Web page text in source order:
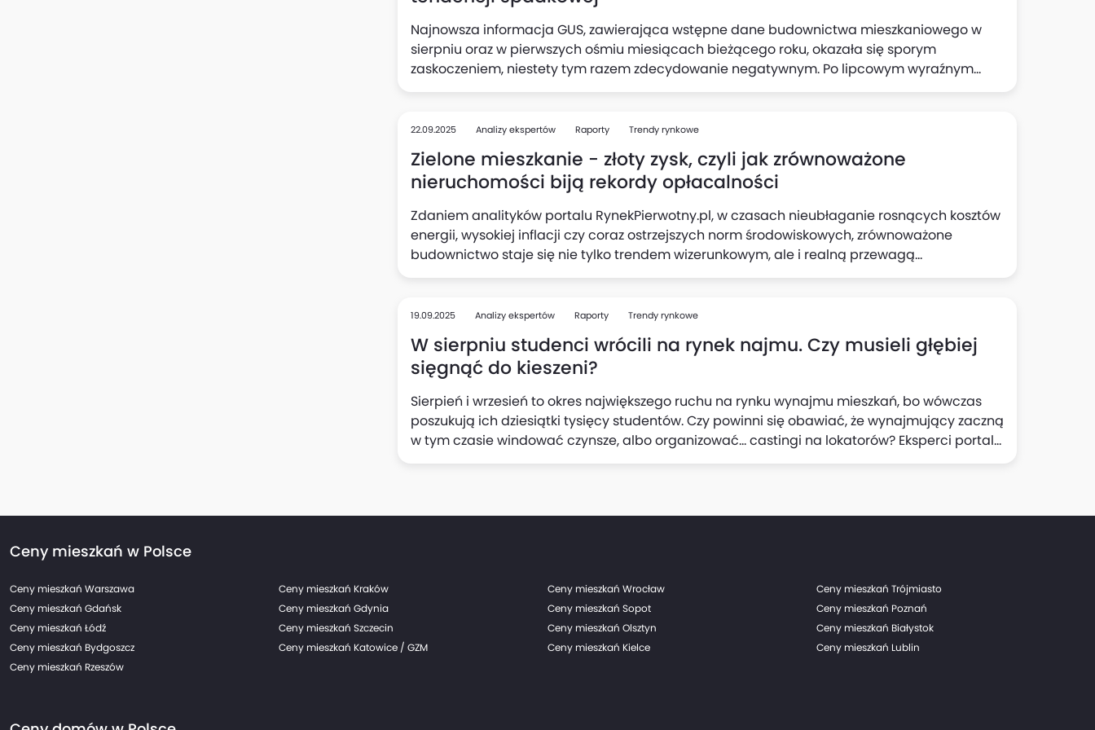
Najnowsza informacja GUS, zawierająca wstępne dane budownictwa mieszkaniowego w
sierpniu oraz w pierwszych ośmiu miesiącach bieżącego roku, okazała się sporym
zaskoczeniem, niestety tym razem zdecydowanie negatywnym. Po lipcowym wyraźnym
ożywieniu aktywności inwestycyjnej pierwotnego segmentu mieszkaniówki, w sierpniu
eksperci portalu RynekPierwotny.pl, tym samym rynek nieoczekiwanie wykonał ruch
powrotny w kierunku obowiązującej od półtora roku średnioterminowej tendencji
spadkowej, potwierdzając jej dominację.
22.09.2025 Analizy ekspertów Raporty Trendy rynkowe
Zielone mieszkanie - złoty zysk, czyli jak zrównoważone
nieruchomości biją rekordy opłacalności
Zdaniem analityków portalu RynekPierwotny.pl, w czasach nieubłaganie rosnących kosztów
energii, wysokiej inflacji czy coraz ostrzejszych norm środowiskowych, zrównoważone
budownictwo staje się nie tylko trendem wizerunkowym, ale i realną przewagą
inwestycyjną. Certyfikaty BREEAM, LEED czy WELL nie są już wyłączną domeną biurowców –
przy sprzedaży.
19.09.2025 Analizy ekspertów Raporty Trendy rynkowe
W sierpniu studenci wrócili na rynek najmu. Czy musieli głębiej
sięgnąć do kieszeni?
Sierpień i wrzesień to okres największego ruchu na rynku wynajmu mieszkań, bo wówczas
poszukują ich dziesiątki tysięcy studentów. Czy powinni się obawiać, że wynajmujący zaczną
w tym czasie windować czynsze, albo organizować... castingi na lokatorów? Eksperci portalu
GetHome.pl sprawdzili, jak zmieniła się w sierpniu oferta mieszkań na wynajem w
Ceny mieszkań w Polsce
Ceny mieszkań Warszawa Ceny mieszkań Kraków Ceny mieszkań Wrocław
Ceny mieszkań Trójmiasto
Ceny mieszkań Gdańsk
Ceny mieszkań Gdynia Ceny mieszkań Sopot
Ceny mieszkań Poznań
Ceny mieszkań Łódź
Ceny mieszkań Szczecin Ceny mieszkań Olsztyn
Ceny mieszkań Białystok
Ceny mieszkań Bydgoszcz
Ceny mieszkań Katowice / GZM Ceny mieszkań Kielce
Ceny mieszkań Lublin
Ceny mieszkań Rzeszów